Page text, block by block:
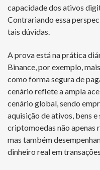
capacidade dos ativos
Contrariando essa
tais dúvidas.
A prova está na prática
Binance, por exemplo,
como forma segura de
cenário reflete a ampla
cenário global, sendo
aquisição de ativos, bens
criptomoedas não apenas
mas também
dinheiro real em